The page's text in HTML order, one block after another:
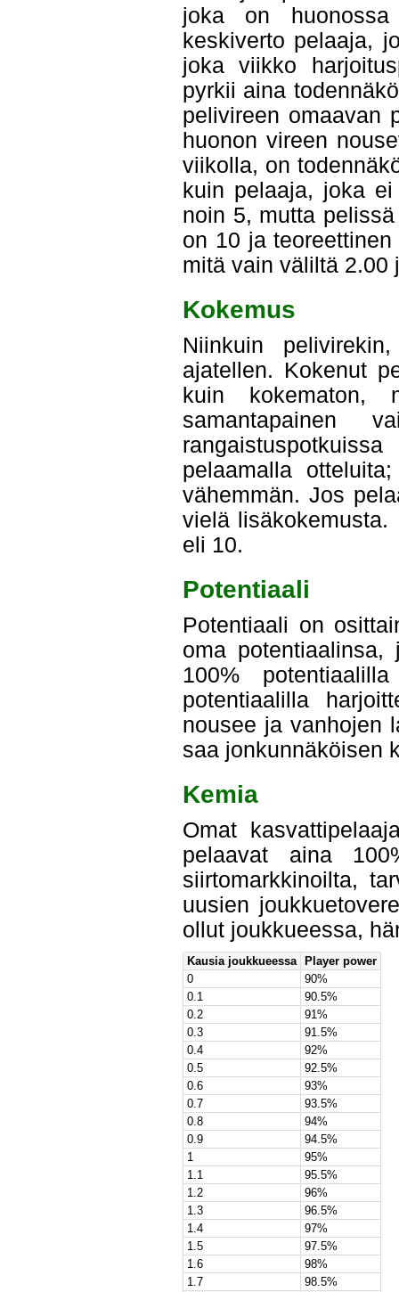
joka on
keskiverto pelaaja,
joka viikko
pyrkii aina
pelivireen omaavan
huonon vireen
viikolla, on
kuin pelaaja, joka
noin 5, mutta
on 10 ja
mitä vain väliltä 2.00
Kokemus
Niinkuin
ajatellen. Kokenut
kuin kokematon,
samantapainen
pelaamalla
vähemmän. Jos
vielä
eli 10.
Potentiaali
Potentiaali on
oma potentiaalinsa,
100%
potentiaalilla
nousee ja vanhojen
saa jonkunnäköisen
Kemia
Omat
pelaavat aina
siirtomarkkinoilta,
uusien
ollut joukkueessa,
Kausia joukkueessa
Player power
0
90%
0.1
90.5%
0.2
91%
0.3
91.5%
0.4
92%
0.5
92.5%
0.6
93%
0.7
93.5%
0.8
94%
0.9
94.5%
1
95%
1.1
95.5%
1.2
96%
1.3
96.5%
1.4
97%
1.5
97.5%
1.6
98%
1.7
98.5%